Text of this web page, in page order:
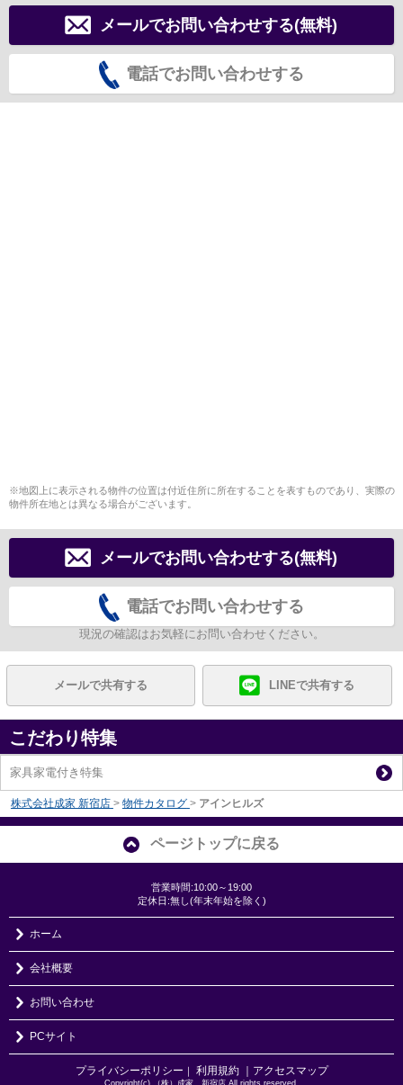
メールでお問い合わせする(無料)
電話でお問い合わせする
※地図上に表示される物件の位置は付近住所に所在することを表すものであり、実際の
物件所在地とは異なる場合がございます。
メールでお問い合わせする(無料)
電話でお問い合わせする
現況の確認はお気軽にお問い合わせください。
メールで共有する LINEで共有する
こだわり特集
家具家電付き特集
株式会社成家 新宿店 > 物件カタログ > アインヒルズ
ページトップに戻る
営業時間:10:00～19:00
定休日:無し(年末年始を除く)
ホーム
会社概要
お問い合わせ
PCサイト
プライバシーポリシー 利用規約 ｜アクセスマップ